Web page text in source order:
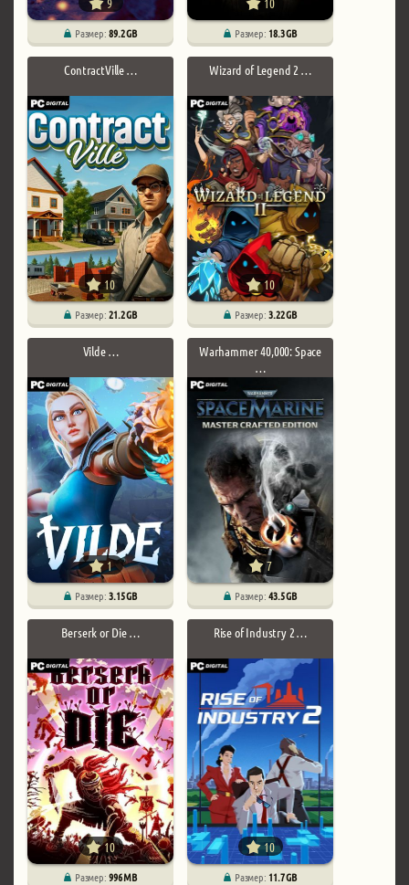
Размер:89.2 GB Размер: 18.3 GB
ContractVille …
10
Размер:21.2 GB
Wizard of Legend 2 …
10
Размер:3.22 GB
Vilde …
1
Размер:3.15 GB
Warhammer 40,000: Space
…
7
Размер:43.5 GB
Berserk or Die …
10
Размер:996 MB
Rise of Industry 2 …
10
Размер: 11.7 GB